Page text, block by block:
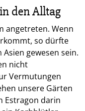
den Alltag
angetreten. Wenn
so dürfte
gewesen sein.
nicht
Vermutungen
unsere Gärten
Estragon darin